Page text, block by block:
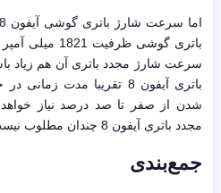
باتری گوشی
سرعت شارژ مجدد باتری آن هم زیاد
شدن از صفر تا صد درصد نیاز
مجدد باتری آیفون 8 چندان مطلوب نیست.
جمع‌بندی